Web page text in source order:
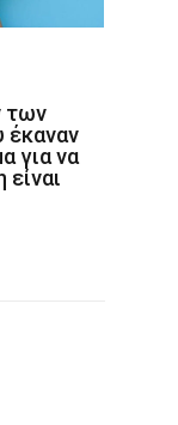
των
έκαναν
για να
είναι